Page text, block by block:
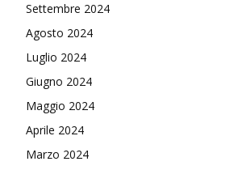
Settembre 2024
Agosto 2024
Luglio 2024
Giugno 2024
Maggio 2024
Aprile 2024
Marzo 2024